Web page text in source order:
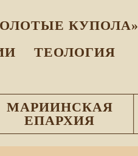
КУПОЛА»
ТЕОЛОГИЯ
МАРИИНСКАЯ
ЕПАРХИЯ